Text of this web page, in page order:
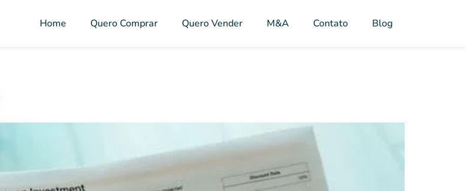
Home Quero Comprar Quero Vender M&A Contato Blog